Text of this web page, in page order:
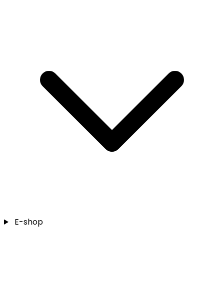
E-shop